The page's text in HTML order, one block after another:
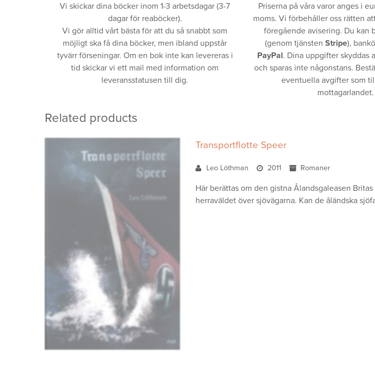
Vi skickar dina böcker inom 1-3 arbetsdagar (3-7
dagar för reaböcker).
Vi gör alltid vårt bästa för att du så snabbt som
möjligt ska få dina böcker, men ibland uppstår
tyvärr förseningar. Om en bok inte kan levereras i
tid skickar vi ett mail med information om
leveransstatusen till dig.
Priserna på våra varor anges i
moms. Vi förbehåller oss rätten
föregående avisering. Du kan
(genom tjänstenStripe),
PayPal. Dina uppgifter skyddas
och sparas inte någonstans.
eventuella avgifter som
mottagarlandet.
Related products
Transportflotte Speer
Leo Löthman 2011 Romaner
Här berättas om den gistna Ålandsgaleasen
herraväldet över sjövägarna. Kan de åländska